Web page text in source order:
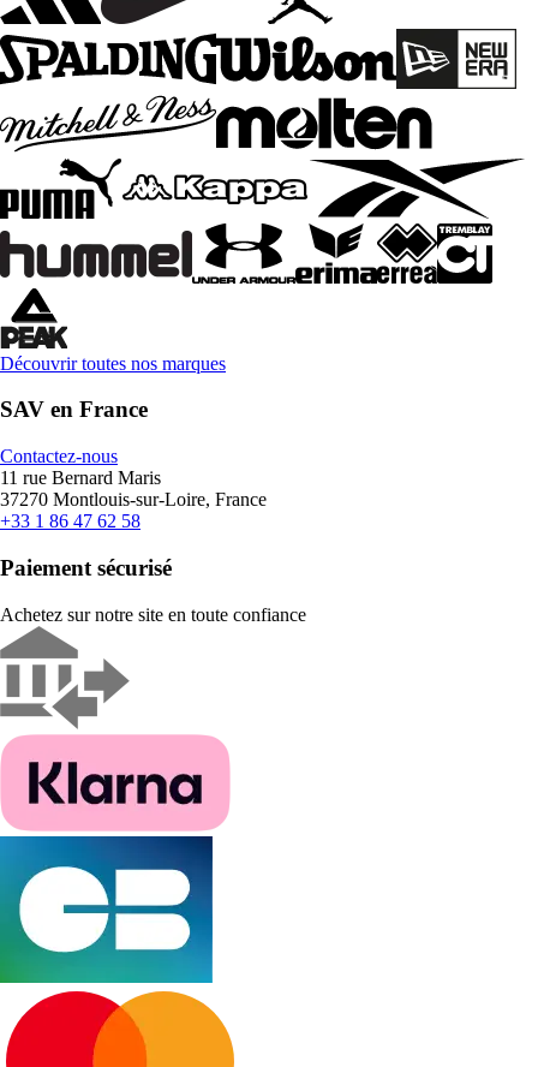
Découvrir toutes nos marques
SAV en France
Contactez-nous
11 rue Bernard Maris
37270 Montlouis-sur-Loire, France
+33 1 86 47 62 58
Paiement sécurisé
Achetez sur notre site en toute confiance